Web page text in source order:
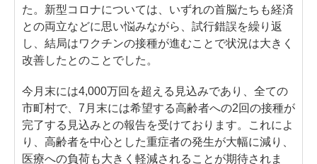
た。新型コロナについては、いずれの首脳たちも経済
との両立などに思い悩みながら、試行錯誤を繰り返
し、結局はワクチンの接種が進むことで状況は大きく
改善したとのことでした。
今月末には4,000万回を超える見込みであり、全ての
市町村で、7月末には希望する高齢者への2回の接種が
完了する見込みとの報告を受けております。これによ
り、高齢者を中心とした重症者の発生が大幅に減り、
医療への負荷も大きく軽減されることが期待されま